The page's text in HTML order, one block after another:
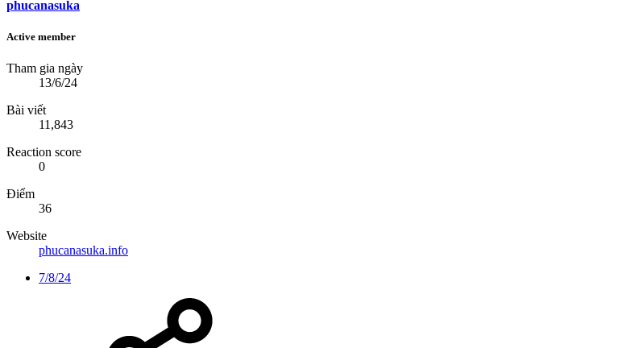
phucanasuka
Active member
Tham gia ngày
13/6/24
Bài viết
11,843
Reaction score
0
Điểm
36
Website
phucanasuka.info
7/8/24